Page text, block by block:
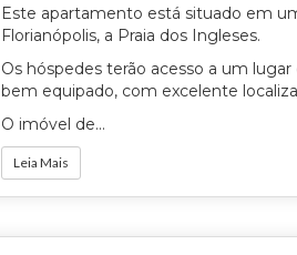
Este apartamento está situado em
Florianópolis, a Praia dos Ingleses.
Os hóspedes terão acesso a um
bem equipado, com excelente
O imóvel de...
Leia Mais